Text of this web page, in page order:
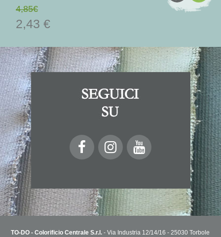
4,85€
2,43 €
TO-DO - Colorificio Centrale S.r.l. - Via Industria 12/14/16 - 25030 Torbole